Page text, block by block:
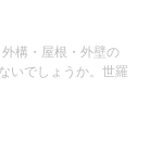
構・屋根・外壁の
いでしょうか。世羅